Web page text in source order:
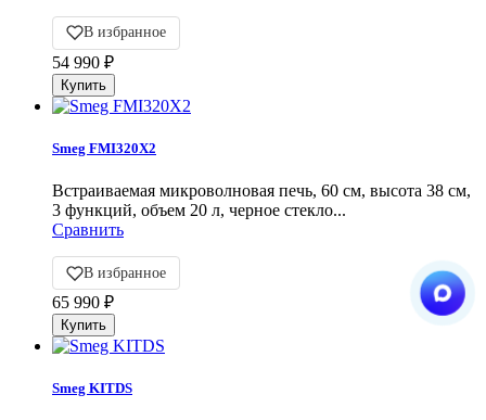
В избранное
54 990 ₽
Smeg FMI320X2
Встраиваемая микроволновая печь, 60 см, высота 38 см,
3 функций, объем 20 л, черное стекло...
Сравнить
В избранное
65 990 ₽
Smeg KITDS